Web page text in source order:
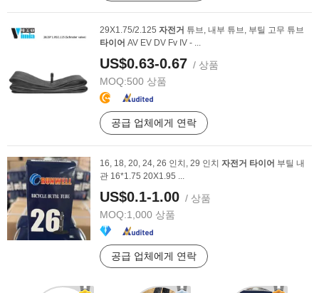
29X1.75/2.125 자전거 튜브, 내부 튜브, 부틸 고무 튜브
타이어 AV EV DV Fv IV - ...
US$0.63-0.67 / 상품
MOQ:500 상품
공급 업체에게 연락
16, 18, 20, 24, 26 인치, 29 인치 자전거 타이어 부틸 내
관 16*1.75 20X1.95 ...
US$0.1-1.00 / 상품
MOQ:1,000 상품
공급 업체에게 연락